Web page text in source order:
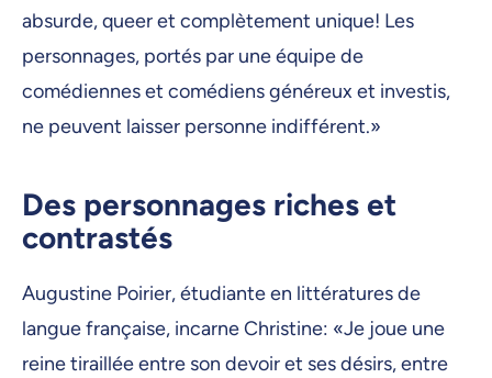
absurde, queer et complètement unique! Les
personnages, portés par une équipe de
comédiennes et comédiens généreux et investis,
ne peuvent laisser personne indifférent.»
Des personnages riches et
contrastés
Augustine Poirier, étudiante en littératures de
langue française, incarne Christine: «Je joue une
reine tiraillée entre son devoir et ses désirs, entre